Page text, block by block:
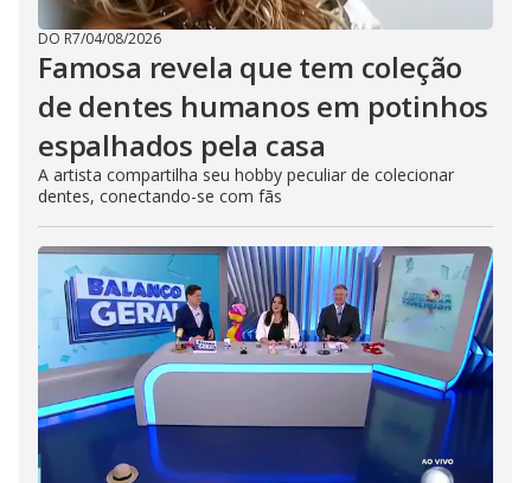
DO R7/04/08/2026
Famosa revela que tem coleção
de dentes humanos em potinhos
espalhados pela casa
A artista compartilha seu hobby peculiar de colecionar
dentes, conectando-se com fãs